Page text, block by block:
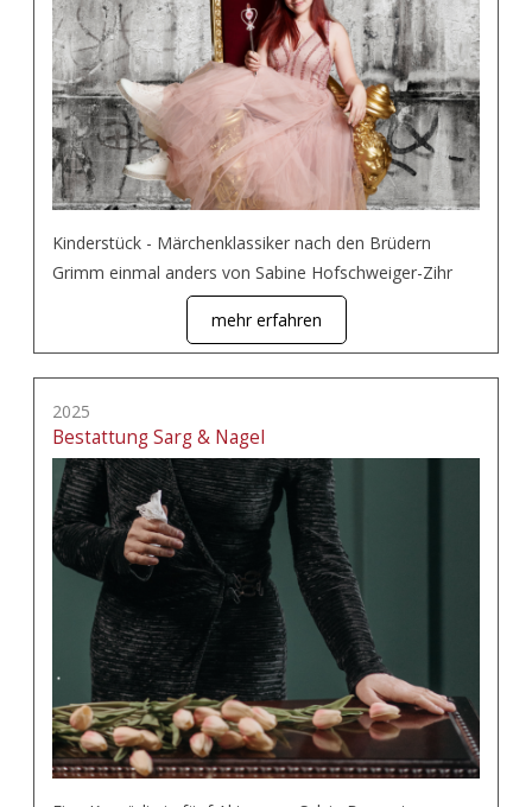
Kinderstück - Märchenklassiker nach den Brüdern
Grimm einmal anders von Sabine Hofschweiger-Zihr
mehr erfahren
2025
Bestattung Sarg & Nagel